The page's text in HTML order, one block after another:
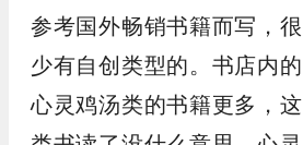
参考国外畅销书籍而写，很
少有自创类型的。书店内的
心灵鸡汤类的书籍更多，这